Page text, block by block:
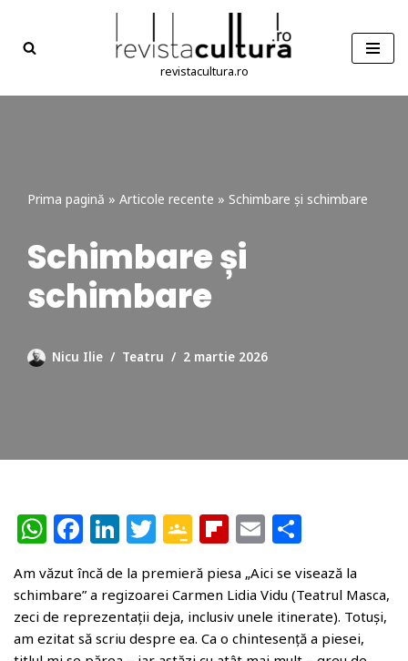
Sari
conținut
revistacultura.ro
Prima pagină » Articole recente » Schimbare și schimbare
Schimbare și
schimbare
Nicu Ilie Teatru 2 martie 2026
W
h
at
s
A
F
a
c
e
b
Li
n
k
e
dI
T
itt
e
r
G
o
o
gl
e
Fl
b
o
ar
E
m
ai
l
ar
ta
je
az
Am văzut încă de la premieră piesa „Aici se visează la
schimbare” a regizoarei Carmen Lidia Vidu (Teatrul Masca,
zeci de reprezentații deja, inclusiv unele itinerate). Totuși,
am ezitat să scriu despre ea. Ca o chintesență a piesei,